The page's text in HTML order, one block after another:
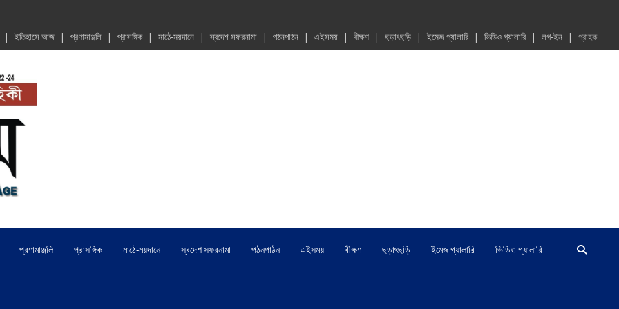
ইতিহাসে আজ প্রণামাঞ্জলি প্রাসঙ্গিক মাঠে-ময়দানে স্বদেশ সফরনামা পঠনপাঠন এইসময় বীক্ষণ ছড়াৎছড়ি ইমেজ গ্যালারি ভিডিও গ্যালারি লগ-ইন গ্রাহক
প্রণামাঞ্জলি প্রাসঙ্গিক মাঠে-ময়দানে স্বদেশ সফরনামা পঠনপাঠন এইসময় বীক্ষণ ছড়াৎছড়ি ইমেজ গ্যালারি ভিডিও গ্যালারি